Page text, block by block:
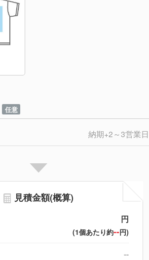
任意
納期+2～3営業日
見積金額(概算)
円
(1個あたり約--円)
--